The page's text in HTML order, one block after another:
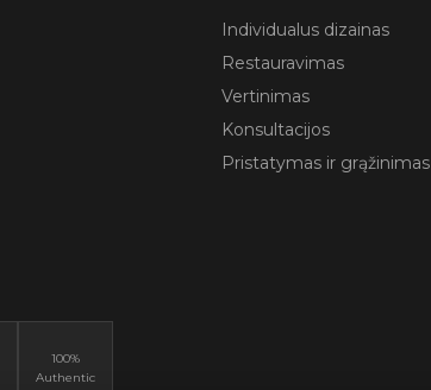
Individualus dizainas
Restauravimas
Vertinimas
Konsultacijos
Pristatymas ir grąžinimas
100%
Authentic